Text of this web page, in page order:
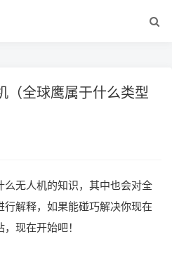
（全球鹰属于什么类型
无人机的知识，其中也会对全
解释，如果能碰巧解决你现在
现在开始吧！